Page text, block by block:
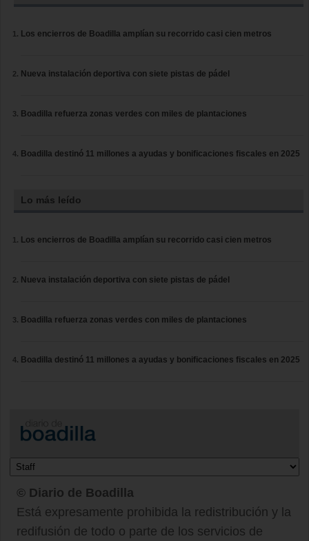
Los encierros de Boadilla amplían su recorrido casi cien metros
Nueva instalación deportiva con siete pistas de pádel
Boadilla refuerza zonas verdes con miles de plantaciones
Boadilla destinó 11 millones a ayudas y bonificaciones fiscales en 2025
Lo más leído
Los encierros de Boadilla amplían su recorrido casi cien metros
Nueva instalación deportiva con siete pistas de pádel
Boadilla refuerza zonas verdes con miles de plantaciones
Boadilla destinó 11 millones a ayudas y bonificaciones fiscales en 2025
© Diario de Boadilla
Está expresamente prohibida la redistribución y la
redifusión de todo o parte de los servicios de